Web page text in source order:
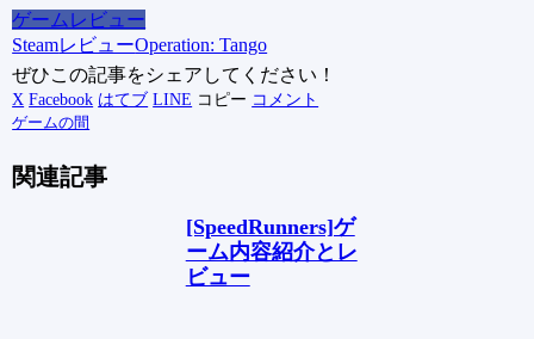
ゲームレビュー
SteamレビューOperation: Tango
ぜひこの記事をシェアしてください！
X Facebook はてブ LINE コピー コメント
ゲームの間
関連記事
[SpeedRunners]ゲ
ーム内容紹介とレ
ビュー